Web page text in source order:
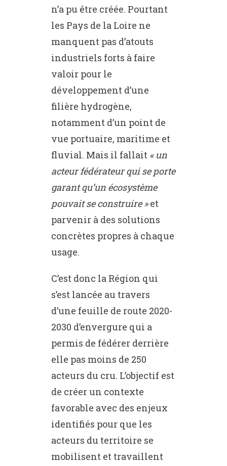
n’a pu être créée. Pourtant
les Pays de la Loire ne
manquent pas d’atouts
industriels forts à faire
valoir pour le
développement d’une
filière hydrogène,
notamment d’un point de
vue portuaire, maritime et
fluvial. Mais il fallait « un
acteur fédérateur qui se porte
garant qu’un écosystème
pouvait se construire »et
parvenir à des solutions
concrètes propres à chaque
usage.
C’est donc la Région qui
s’est lancée au travers
d’une feuille de route 2020-
2030 d’envergure qui a
permis de fédérer derrière
elle pas moins de 250
acteurs du cru. L’objectif est
de créer un contexte
favorable avec des enjeux
identifiés pour que les
acteurs du territoire se
mobilisent et travaillent